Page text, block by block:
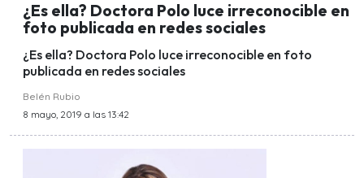
¿Es ella? Doctora Polo luce irreconocible en
foto publicada en redes sociales
¿Es ella? Doctora Polo luce irreconocible en foto
publicada en redes sociales
Belén Rubio
8 mayo, 2019 a las 13:42